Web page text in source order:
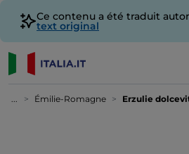
Ce contenu a été traduit
text original
... Émilie-Romagne Erzulie